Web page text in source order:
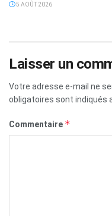
5 AOÛT 2026
Laisser un
Votre adresse e-mail ne
obligatoires sont indiqués
Commentaire *